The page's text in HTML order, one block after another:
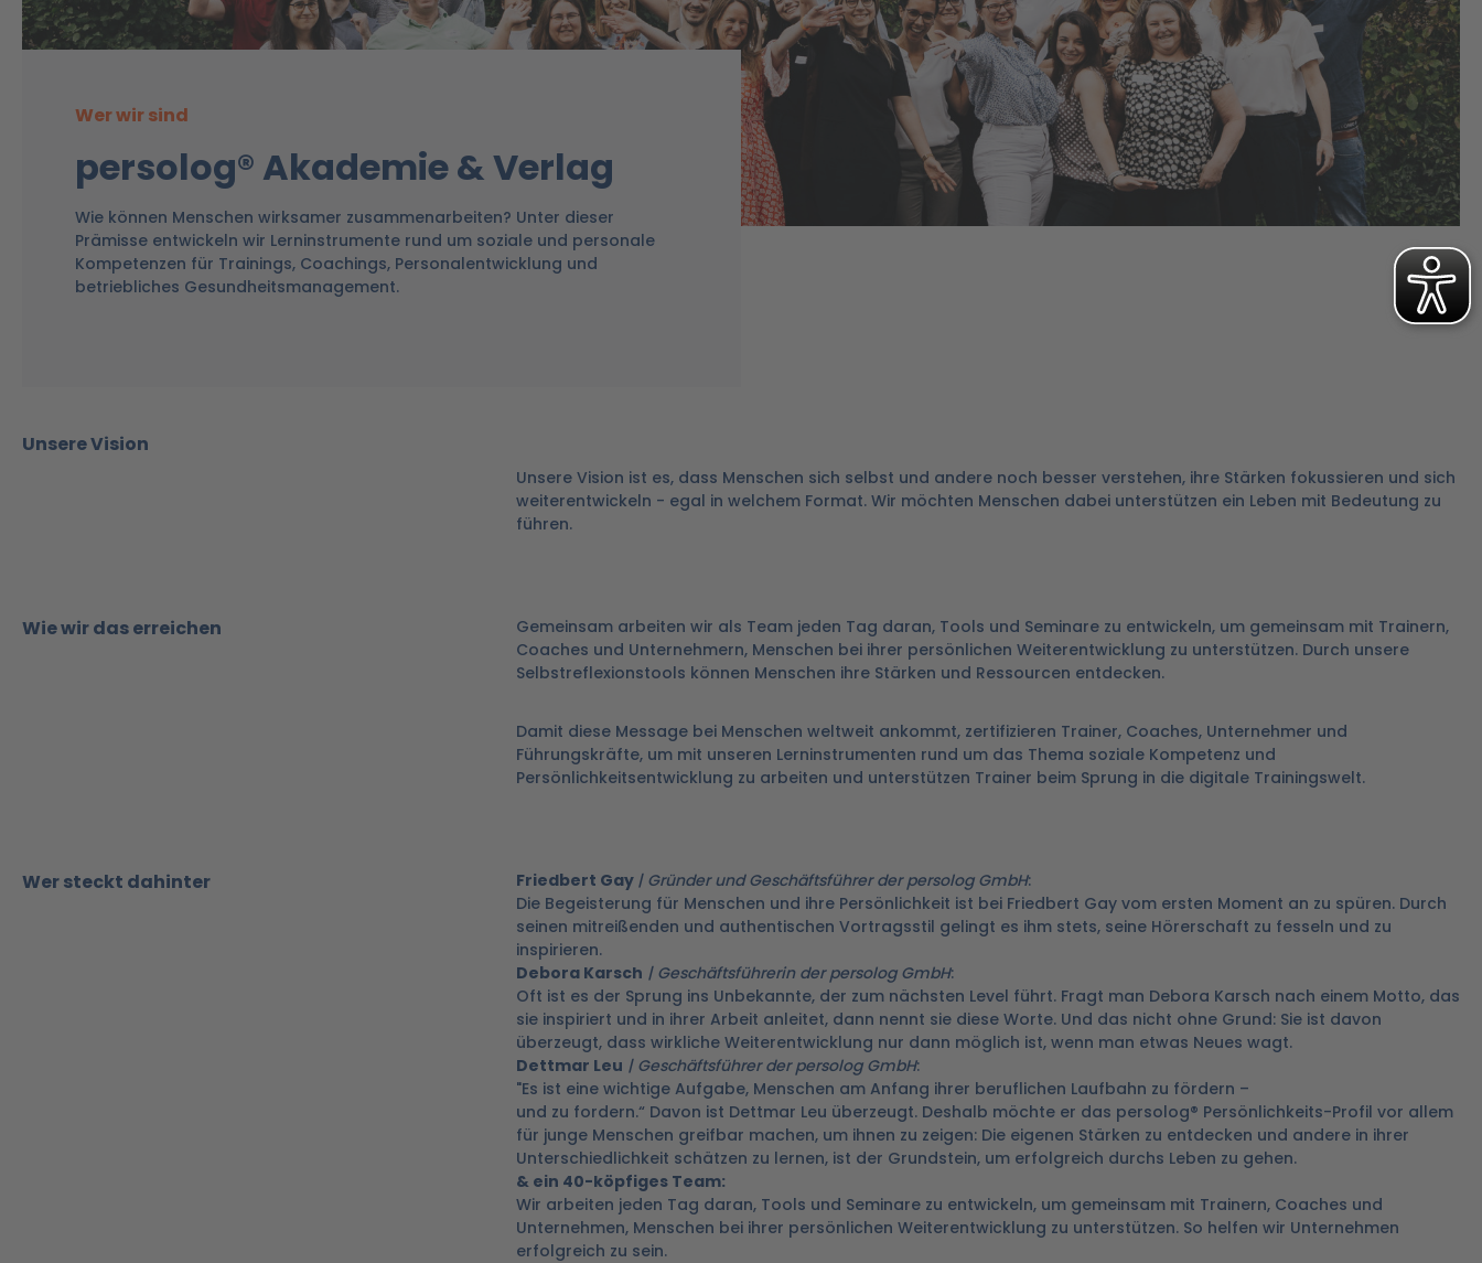
Wer wir sind
persolog® Akademie & Verlag
Wie können Menschen wirksamer zusammenarbeiten? Unter dieser
Prämisse entwickeln wir Lerninstrumente rund um soziale und personale
Kompetenzen für Trainings, Coachings, Personalentwicklung und
betriebliches Gesundheitsmanagement.
Unsere Vision
Unsere Vision ist es, dass Menschen sich selbst und andere noch besser verstehen, ihre Stärken fokussieren und sich
weiterentwickeln - egal in welchem Format. Wir möchten Menschen dabei unterstützen ein Leben mit Bedeutung zu
führen.
Wie wir das erreichen
Gemeinsam arbeiten wir als Team jeden Tag daran, Tools und Seminare zu entwickeln, um gemeinsam mit Trainern,
Coaches und Unternehmern, Menschen bei ihrer persönlichen Weiterentwicklung zu unterstützen. Durch unsere
Selbstreflexionstools können Menschen ihre Stärken und Ressourcen entdecken.
Damit diese Message bei Menschen weltweit ankommt, zertifizieren Trainer, Coaches, Unternehmer und
Führungskräfte, um mit unseren Lerninstrumenten rund um das Thema soziale Kompetenz und
Persönlichkeitsentwicklung zu arbeiten und unterstützen Trainer beim Sprung in die digitale Trainingswelt.
Wer steckt dahinter Friedbert Gay | Gründer und Geschäftsführer der persolog GmbH:
Die Begeisterung für Menschen und ihre Persönlichkeit ist bei Friedbert Gay vom ersten Moment an zu spüren. Durch
seinen mitreißenden und authentischen Vortragsstil gelingt es ihm stets, seine Hörerschaft zu fesseln und zu
inspirieren.
Debora Karsch | Geschäftsführerin der persolog GmbH:
Oft ist es der Sprung ins Unbekannte, der zum nächsten Level führt. Fragt man Debora Karsch nach einem Motto, das
sie inspiriert und in ihrer Arbeit anleitet, dann nennt sie diese Worte. Und das nicht ohne Grund: Sie ist davon
überzeugt, dass wirkliche Weiterentwicklung nur dann möglich ist, wenn man etwas Neues wagt.
Dettmar Leu | Geschäftsführer der persolog GmbH:
"Es ist eine wichtige Aufgabe, Menschen am Anfang ihrer beruflichen Laufbahn zu fördern –
und zu fordern.“ Davon ist Dettmar Leu überzeugt. Deshalb möchte er das persolog® Persönlichkeits-Profil vor allem
für junge Menschen greifbar machen, um ihnen zu zeigen: Die eigenen Stärken zu entdecken und andere in ihrer
Unterschiedlichkeit schätzen zu lernen, ist der Grundstein, um erfolgreich durchs Leben zu gehen.
& ein 40-köpfiges Team:
Wir arbeiten jeden Tag daran, Tools und Seminare zu entwickeln, um gemeinsam mit Trainern, Coaches und
Unternehmen, Menschen bei ihrer persönlichen Weiterentwicklung zu unterstützen. So helfen wir Unternehmen
erfolgreich zu sein.